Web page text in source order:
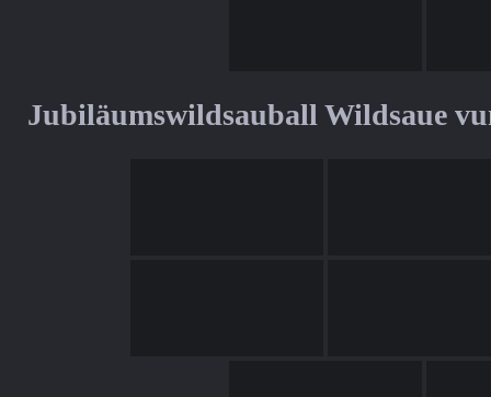
Jubiläumswildsauball Wildsaue